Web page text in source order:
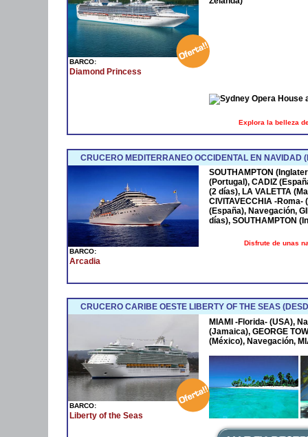
BARCO:
Diamond Princess
Explora la belleza
CRUCERO MEDITERRANEO OCCIDENTAL EN NAVIDAD
BARCO:
Arcadia
SOUTHAMPTON
(Portugal), CADIZ
(2 días), LA VALETTA
CIVITAVECCHIA -
(España), Navegación,
días), SOUTHAMPTON
Disfrute de unas
CRUCERO CARIBE OESTE LIBERTY OF THE SEAS
BARCO:
Liberty of the Seas
MIAMI -Florida- (USA),
(Jamaica), GEORGE
(México), Navegación,